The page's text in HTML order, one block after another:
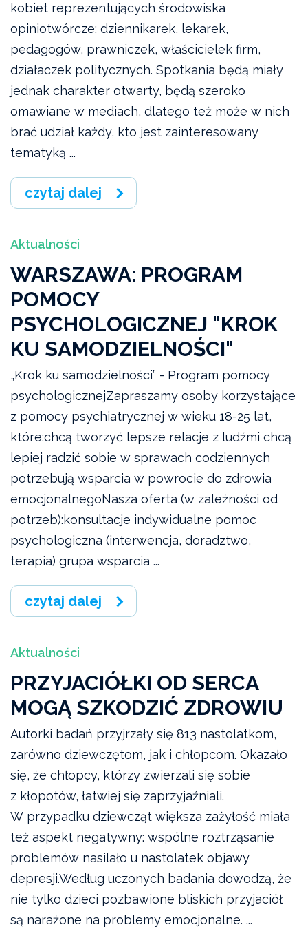
kobiet reprezentujących środowiska
opiniotwórcze: dziennikarek, lekarek,
pedagogów, prawniczek, właścicielek firm,
działaczek politycznych. Spotkania będą miały
jednak charakter otwarty, będą szeroko
omawiane w mediach, dlatego też może w nich
brać udział każdy, kto jest zainteresowany
tematyką ...
czytaj dalej
Aktualności
WARSZAWA: PROGRAM
POMOCY
PSYCHOLOGICZNEJ "KROK
KU SAMODZIELNOŚCI"
„Krok ku samodzielności” - Program pomocy
psychologicznejZapraszamy osoby korzystające
z pomocy psychiatrycznej w wieku 18-25 lat,
które:chcą tworzyć lepsze relacje z ludźmi chcą
lepiej radzić sobie w sprawach codziennych
potrzebują wsparcia w powrocie do zdrowia
emocjonalnegoNasza oferta (w zależności od
potrzeb):konsultacje indywidualne pomoc
psychologiczna (interwencja, doradztwo,
terapia) grupa wsparcia ...
czytaj dalej
Aktualności
PRZYJACIÓŁKI OD SERCA
MOGĄ SZKODZIĆ ZDROWIU
Autorki badań przyjrzały się 813 nastolatkom,
zarówno dziewczętom, jak i chłopcom. Okazało
się, że chłopcy, którzy zwierzali się sobie
z kłopotów, łatwiej się zaprzyjaźniali.
W przypadku dziewcząt większa zażyłość miała
też aspekt negatywny: wspólne roztrząsanie
problemów nasilało u nastolatek objawy
depresji.Według uczonych badania dowodzą, że
nie tylko dzieci pozbawione bliskich przyjaciół
są narażone na problemy emocjonalne. ...